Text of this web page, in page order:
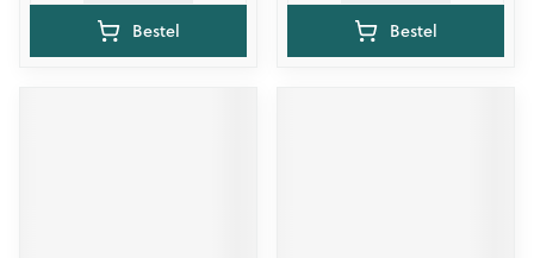
Bestel Bestel